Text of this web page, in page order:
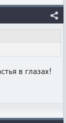
в глазах!